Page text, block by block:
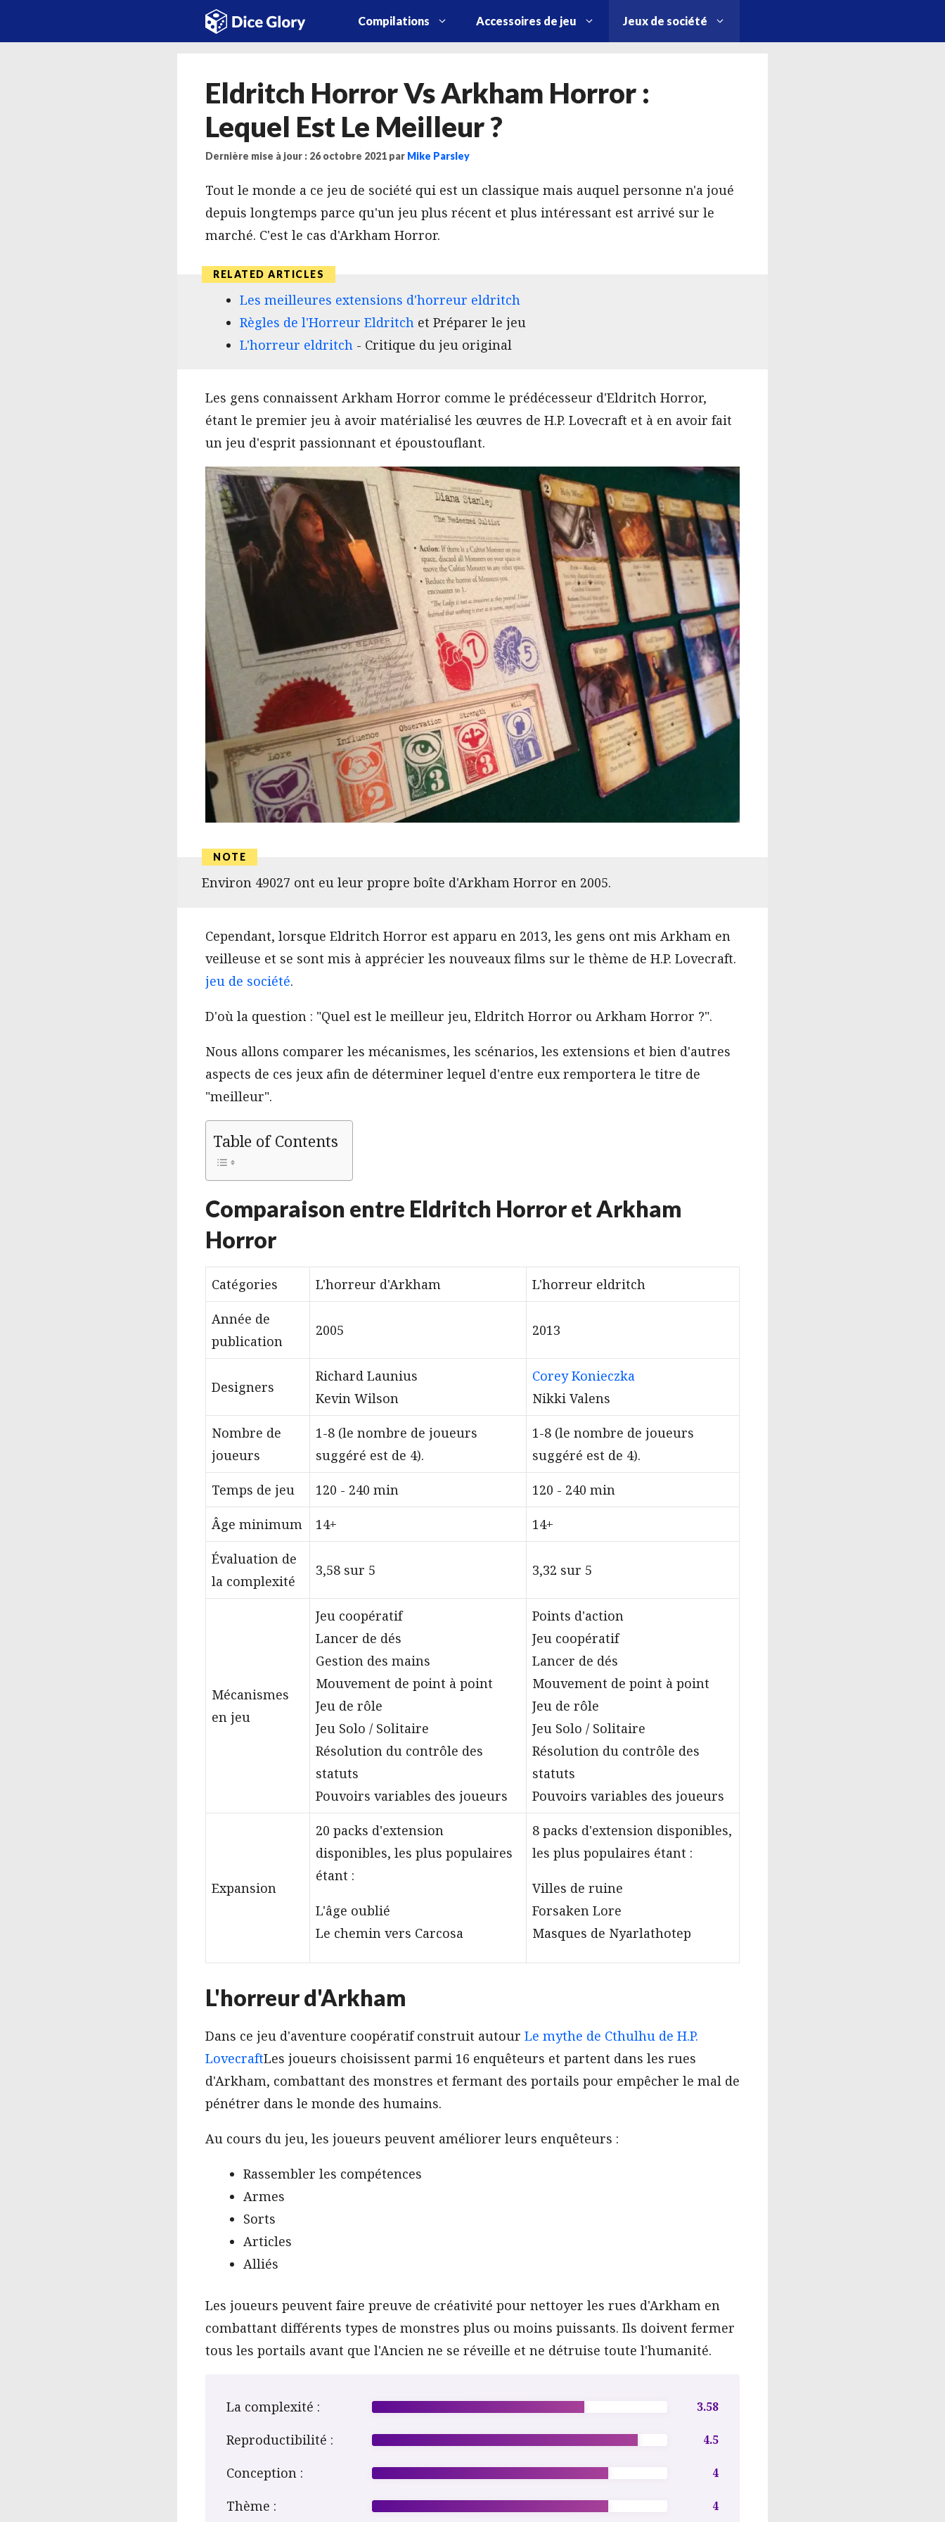
Compilations Accessoires de jeu Jeux de société
Eldritch Horror Vs Arkham Horror :
Lequel Est Le Meilleur ?
Dernière mise à jour : 26 octobre 2021 par Mike Parsley
Tout le monde a ce jeu de société qui est un classique mais auquel personne n'a joué
depuis longtemps parce qu'un jeu plus récent et plus intéressant est arrivé sur le
marché. C'est le cas d'Arkham Horror.
Les meilleures extensions d'horreur eldritch
Règles de l'Horreur Eldritch et Préparer le jeu
L'horreur eldritch - Critique du jeu original
Les gens connaissent Arkham Horror comme le prédécesseur d'Eldritch Horror,
étant le premier jeu à avoir matérialisé les œuvres de H.P. Lovecraft et à en avoir fait
un jeu d'esprit passionnant et époustouflant.
Environ 49027 ont eu leur propre boîte d'Arkham Horror en 2005.
Cependant, lorsque Eldritch Horror est apparu en 2013, les gens ont mis Arkham en
veilleuse et se sont mis à apprécier les nouveaux films sur le thème de H.P. Lovecraft.
jeu de société.
D'où la question : "Quel est le meilleur jeu, Eldritch Horror ou Arkham Horror ?".
Nous allons comparer les mécanismes, les scénarios, les extensions et bien d'autres
aspects de ces jeux afin de déterminer lequel d'entre eux remportera le titre de
"meilleur".
Table of Contents
Comparaison entre Eldritch Horror et Arkham
Horror
Catégories L'horreur d'Arkham L'horreur eldritch
Année de
publication
2005 2013
Designers
Richard Launius
Kevin Wilson
Corey Konieczka
Nikki Valens
Nombre de
joueurs
1-8 (le nombre de joueurs
suggéré est de 4).
1-8 (le nombre de joueurs
suggéré est de 4).
Temps de jeu 120 - 240 min 120 - 240 min
Âge minimum 14+ 14+
Évaluation de
la complexité
3,58 sur 5 3,32 sur 5
Mécanismes
en jeu
Jeu coopératif
Lancer de dés
Gestion des mains
Mouvement de point à point
Jeu de rôle
Jeu Solo / Solitaire
Résolution du contrôle des
statuts
Pouvoirs variables des joueurs
Points d'action
Jeu coopératif
Lancer de dés
Mouvement de point à point
Jeu de rôle
Jeu Solo / Solitaire
Résolution du contrôle des
statuts
Pouvoirs variables des joueurs
Expansion
20 packs d'extension
disponibles, les plus populaires
étant :
L'âge oublié
Le chemin vers Carcosa
8 packs d'extension disponibles,
les plus populaires étant :
Villes de ruine
Forsaken Lore
Masques de Nyarlathotep
L'horreur d'Arkham
Dans ce jeu d'aventure coopératif construit autour Le mythe de Cthulhu de H.P.
LovecraftLes joueurs choisissent parmi 16 enquêteurs et partent dans les rues
d'Arkham, combattant des monstres et fermant des portails pour empêcher le mal de
pénétrer dans le monde des humains.
Au cours du jeu, les joueurs peuvent améliorer leurs enquêteurs :
Rassembler les compétences
Armes
Sorts
Articles
Alliés
Les joueurs peuvent faire preuve de créativité pour nettoyer les rues d'Arkham en
combattant différents types de monstres plus ou moins puissants. Ils doivent fermer
tous les portails avant que l'Ancien ne se réveille et ne détruise toute l'humanité.
La complexité : 3.58
Reproductibilité : 4.5
Conception : 4
Thème : 4